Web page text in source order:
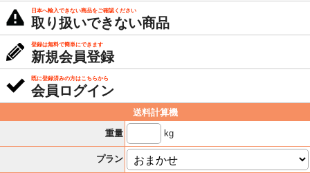
日本へ輸入できない商品をご確認ください
取り扱いできない商品
登録は無料で簡単にできます
新規会員登録
既に登録済みの方はこちらから
会員ログイン
送料計算機
重量
kg
プラン